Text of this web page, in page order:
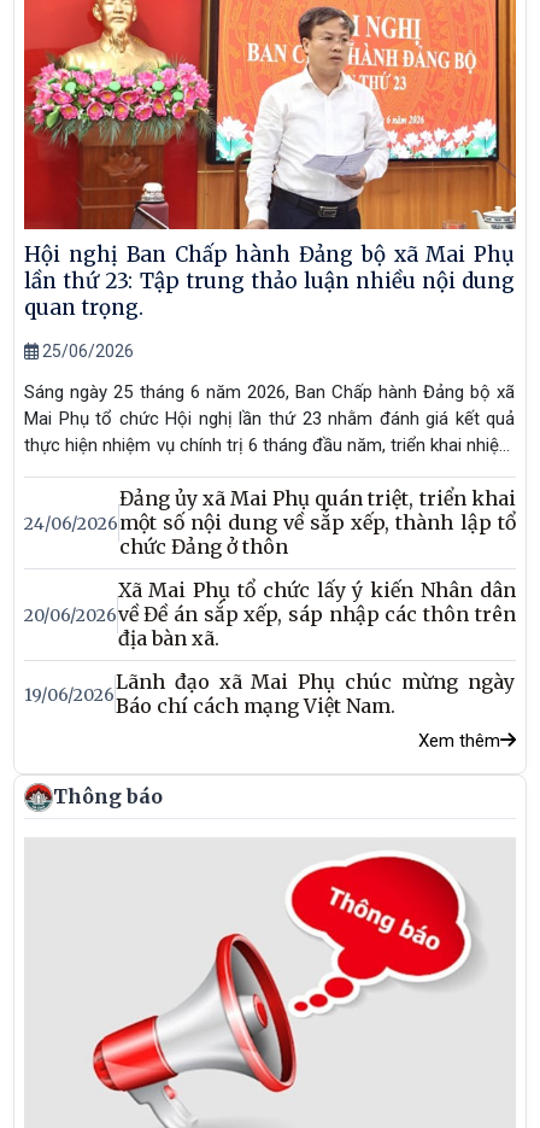
Hội nghị Ban Chấp hành Đảng bộ xã Mai Phụ
lần thứ 23: Tập trung thảo luận nhiều nội dung
quan trọng.
25/06/2026
Sáng ngày 25 tháng 6 năm 2026, Ban Chấp hành Đảng bộ xã
Mai Phụ tổ chức Hội nghị lần thứ 23 nhằm đánh giá kết quả
thực hiện nhiệm vụ chính trị 6 tháng đầu năm, triển khai nhiệm
vụ trọng tâm 6 tháng cuối năm 2026 và xem xét, cho ý kiến
đối với nhiều nội dung quan trọng liên quan đến công tác xây
dựng Đảng, phát triển kinh tế - xã hội của địa phương. Đ/c Bùi
Quang Hiếu - Bí thư đảng ủy, Chủ tịch HĐND xã chủ trì Hội
24/06/2026
Đảng ủy xã Mai Phụ quán triệt, triển khai
một số nội dung về sắp xếp, thành lập tổ
chức Đảng ở thôn
20/06/2026
Xã Mai Phụ tổ chức lấy ý kiến Nhân dân
về Đề án sắp xếp, sáp nhập các thôn trên
địa bàn xã.
19/06/2026
Lãnh đạo xã Mai Phụ chúc mừng ngày
Báo chí cách mạng Việt Nam.
Xem thêm
Thông báo